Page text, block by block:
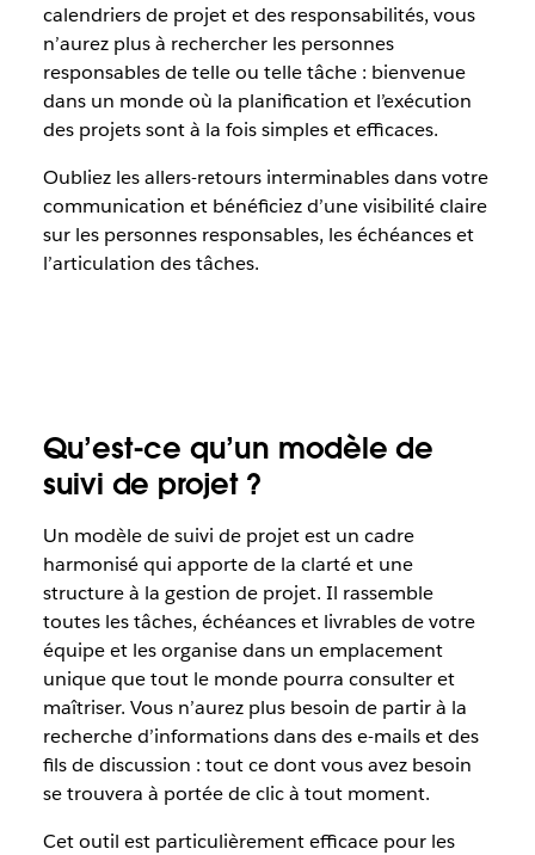
calendriers de projet et des responsabilités, vous
n’aurez plus à rechercher les personnes
responsables de telle ou telle tâche : bienvenue
dans un monde où la planification et l’exécution
des projets sont à la fois simples et efficaces.
Oubliez les allers-retours interminables dans votre
communication et bénéficiez d’une visibilité claire
sur les personnes responsables, les échéances et
l’articulation des tâches.
Qu’est-ce qu’un modèle de
suivi de projet ?
Un modèle de suivi de projet est un cadre
harmonisé qui apporte de la clarté et une
structure à la gestion de projet. Il rassemble
toutes les tâches, échéances et livrables de votre
équipe et les organise dans un emplacement
unique que tout le monde pourra consulter et
maîtriser. Vous n’aurez plus besoin de partir à la
recherche d’informations dans des e-mails et des
fils de discussion : tout ce dont vous avez besoin
se trouvera à portée de clic à tout moment.
Cet outil est particulièrement efficace pour les